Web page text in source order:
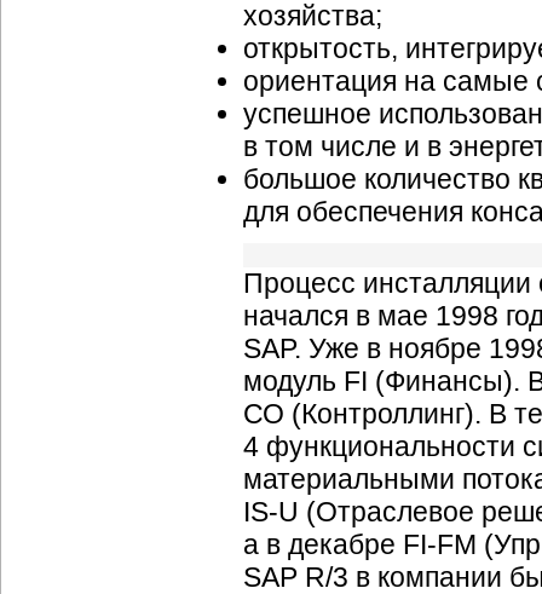
хозяйства;
открытость,
ориентация на самые
успешное
в том числе и в
большое количество
для обеспечения
Процесс
начался в мае 1998
SAP. Уже в ноябре
модуль FI (Финансы).
СО (Контроллинг). В
4 функциональности
материальными
IS-U (Отраслевое
а в декабре FI-FM
SAP R/3 в компании